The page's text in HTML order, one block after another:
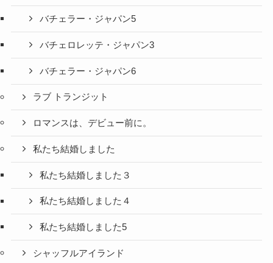
バチェラー・ジャパン5
バチェロレッテ・ジャパン3
バチェラー・ジャパン6
ラブ トランジット
ロマンスは、デビュー前に。
私たち結婚しました
私たち結婚しました３
私たち結婚しました４
私たち結婚しました5
シャッフルアイランド